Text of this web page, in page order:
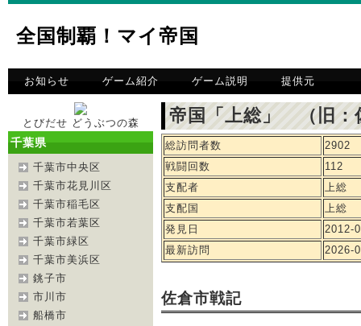
全国制覇！マイ帝国
お知らせ ゲーム紹介 ゲーム説明 提供元
とびだせ どうぶつの森
千葉県
千葉市中央区
千葉市花見川区
千葉市稲毛区
千葉市若葉区
千葉市緑区
千葉市美浜区
銚子市
市川市
船橋市
帝国「上総」 （旧：
総訪問者数
2902
戦闘回数
112
支配者
上総
支配国
上総
発見日
2012-
最新訪問
2026-
佐倉市戦記